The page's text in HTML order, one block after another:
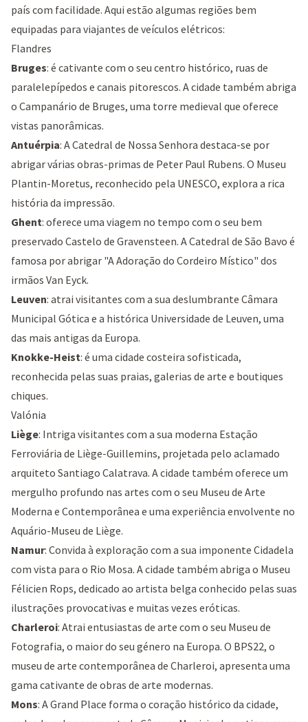
país com facilidade. Aqui estão algumas regiões bem
equipadas para viajantes de veículos elétricos:
Flandres
Bruges: é cativante com o seu centro histórico, ruas de
paralelepípedos e canais pitorescos. A cidade também abriga
o Campanário de Bruges, uma torre medieval que oferece
vistas panorâmicas.
Antuérpia: ACatedral de Nossa Senhora destaca-se por
abrigar várias obras-primas de Peter Paul Rubens. O Museu
Plantin-Moretus, reconhecido pela UNESCO, explora a rica
história da impressão.
Ghent: oferece uma viagem no tempo com o seu bem
preservado Castelo de Gravensteen. ACatedral de São Bavo é
famosa por abrigar "A Adoração do Cordeiro Místico" dos
irmãos Van Eyck.
Leuven: atrai visitantes com a sua deslumbrante Câmara
Municipal Gótica e a histórica Universidade de Leuven, uma
das mais antigas da Europa.
Knokke-Heist: é uma cidade costeira sofisticada,
reconhecida pelas suas praias, galerias de arte e boutiques
chiques.
Valónia
Liège: Intriga visitantes com a sua moderna Estação
Ferroviária de Liège-Guillemins, projetada pelo aclamado
arquiteto Santiago Calatrava. A cidade também oferece um
mergulho profundo nas artes com o seu Museu de Arte
Moderna e Contemporânea e uma experiência envolvente no
Aquário-Museu de Liège.
Namur: Convida à exploração com a sua imponente Cidadela
com vista para o Rio Mosa. A cidade também abriga o Museu
Félicien Rops, dedicado ao artista belga conhecido pelas suas
ilustrações provocativas e muitas vezes eróticas.
Charleroi: Atrai entusiastas de arte com o seu Museu de
Fotografia, o maior do seu género na Europa. O BPS22, o
museu de arte contemporânea de Charleroi, apresenta uma
gama cativante de obras de arte modernas.
Mons: AGrand Place forma o coração histórico da cidade,